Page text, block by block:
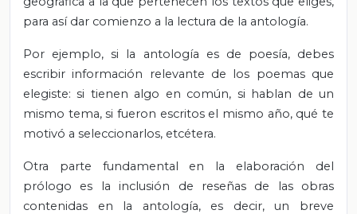
para así dar comienzo a la lectura de la antología.
Por ejemplo, si la antología es de poesía, debes
escribir información relevante de los poemas que
elegiste: si tienen algo en común, si hablan de un
mismo tema, si fueron escritos el mismo año, qué te
motivó a seleccionarlos, etcétera.
Otra parte fundamental en la elaboración del
prólogo es la inclusión de reseñas de las obras
contenidas en la antología, es decir, un breve